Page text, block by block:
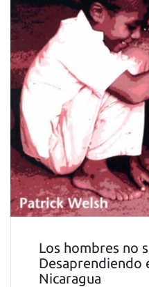
Los hombres no
Desaprendiendo
Nicaragua